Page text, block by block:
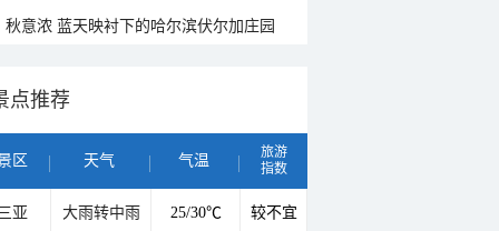
秋意浓 蓝天映衬下的哈尔滨伏尔加庄园
点推荐
区 天气 气温
旅游
指数
亚 大雨转中雨 25/30℃ 较不宜